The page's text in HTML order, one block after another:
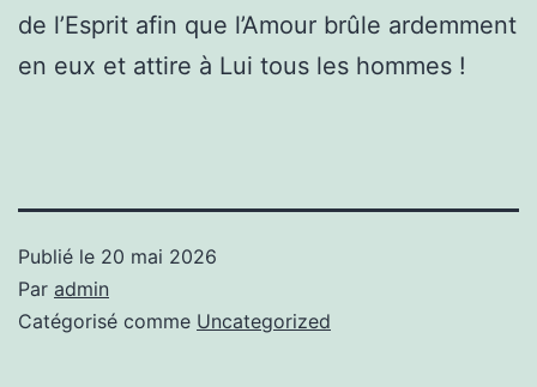
de l’Esprit afin que l’Amour brûle ardemment
en eux et attire à Lui tous les hommes !
Publié le 20 mai 2026
Par admin
Catégorisé comme Uncategorized